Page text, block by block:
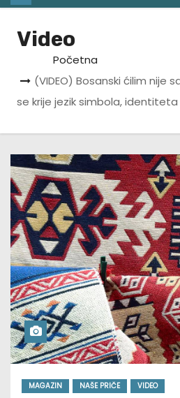
Video
Početna
(VIDEO) Bosanski ćilim nije
se krije jezik simbola,
MAGAZIN NAŠE PRIČE VIDEO